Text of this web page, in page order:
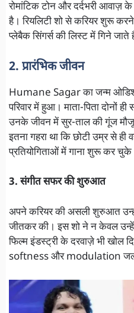
रोमांटिक टोन और दर्दभरी आवाज़
है। रियलिटी शो से करियर शुरू
प्लेबैक सिंगर्स की लिस्ट में गिने जाते
2. प्रारंभिक जीवन
Humane Sagar का जन्म
परिवार में हुआ। माता-पिता दोनों
उनके जीवन में सुर-ताल की गूंज
इतना गहरा था कि छोटी उम्र से
प्रतियोगिताओं में गाना शुरू कर
3. संगीत सफर की शुरुआत
अपने करियर की असली शुरुआत
जीतकर की। इस शो ने न केवल उन्हें
फिल्म इंडस्ट्री के दरवाज़े भी खोल
softness और modulation